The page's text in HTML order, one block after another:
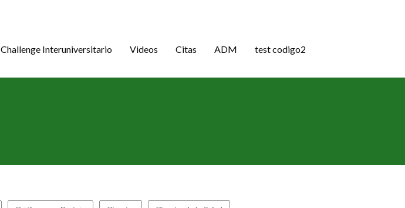
Challenge Interuniversitario Videos Citas ADM test codigo2